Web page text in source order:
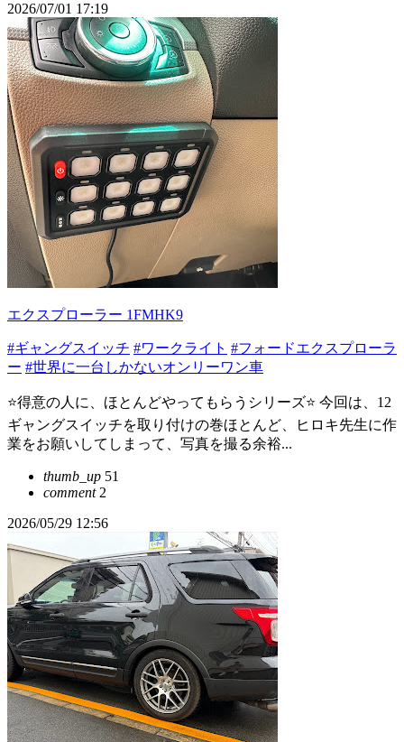
2026/07/01 17:19
エクスプローラー 1FMHK9
#ギャングスイッチ #ワークライト #フォードエクスプローラ
ー #世界に一台しかないオンリーワン車
⭐️得意の人に、ほとんどやってもらうシリーズ⭐️ 今回は、12
ギャングスイッチを取り付けの巻ほとんど、ヒロキ先生に作
業をお願いしてしまって、写真を撮る余裕...
thumb_up 51
comment2
2026/05/29 12:56